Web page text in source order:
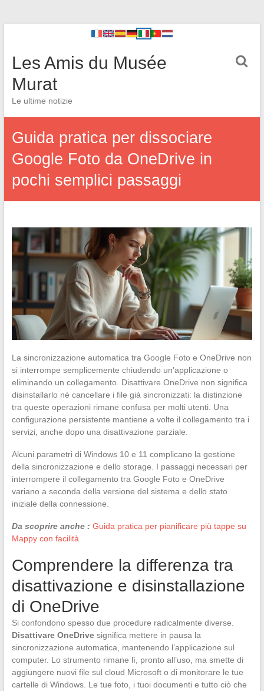
Les Amis du Musée
Murat
Le ultime notizie
Guida pratica per dissociare
Google Foto da OneDrive in
pochi semplici passaggi
La sincronizzazione automatica tra Google Foto e OneDrive non
si interrompe semplicemente chiudendo un’applicazione o
eliminando un collegamento. Disattivare OneDrive non significa
disinstallarlo né cancellare i file già sincronizzati: la distinzione
tra queste operazioni rimane confusa per molti utenti. Una
configurazione persistente mantiene a volte il collegamento tra i
servizi, anche dopo una disattivazione parziale.
Alcuni parametri di Windows 10 e 11 complicano la gestione
della sincronizzazione e dello storage. I passaggi necessari per
interrompere il collegamento tra Google Foto e OneDrive
variano a seconda della versione del sistema e dello stato
iniziale della connessione.
Da scoprire anche : Guida pratica per pianificare più tappe su
Mappy con facilità
Comprendere la differenza tra
disattivazione e disinstallazione
di OneDrive
Si confondono spesso due procedure radicalmente diverse.
Disattivare OneDrivesignifica mettere in pausa la
sincronizzazione automatica, mantenendo l’applicazione sul
computer. Lo strumento rimane lì, pronto all’uso, ma smette di
aggiungere nuovi file sul cloud Microsoft o di monitorare le tue
cartelle di Windows. Le tue foto, i tuoi documenti e tutto ciò che